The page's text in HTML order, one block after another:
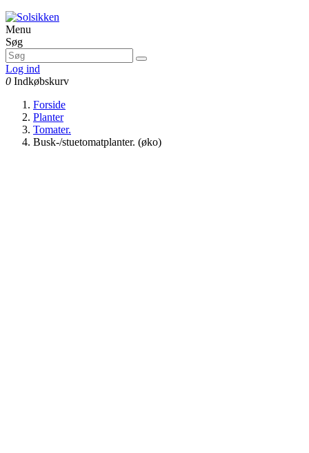
Menu
Søg
Log ind
0 Indkøbskurv
Forside
Planter
Tomater.
Busk-/stuetomatplanter. (øko)